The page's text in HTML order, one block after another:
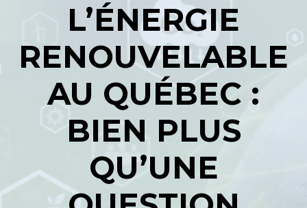
L’ÉNERGIE
RENOUVELABLE
AU QUÉBEC :
BIEN PLUS
QU’UNE